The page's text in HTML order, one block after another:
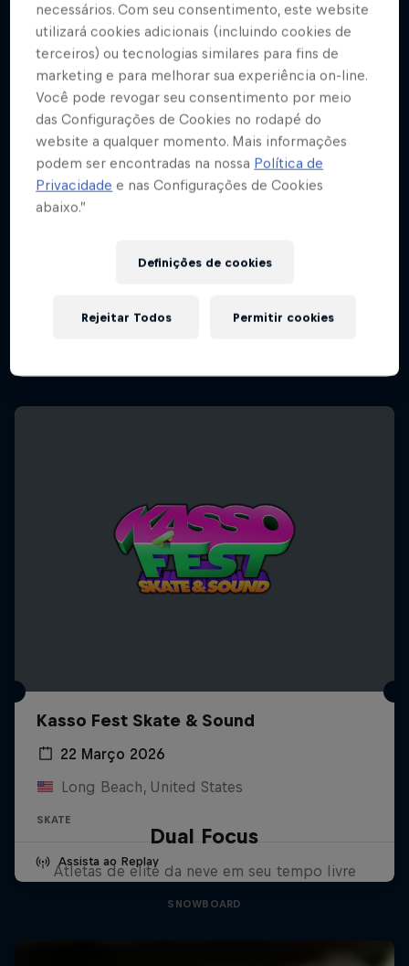
Kasso Fest Skate & Sound
22 Março 2026
Long Beach, United States
SKATE
Assista ao Replay
Dual Focus
Atletas de elite da neve em seu tempo livre
SNOWBOARD
necessários. Com seu consentimento, este website
utilizará cookies adicionais (incluindo cookies de
terceiros) ou tecnologias similares para fins de
marketing e para melhorar sua experiência on-line.
Você pode revogar seu consentimento por meio
das Configurações de Cookies no rodapé do
website a qualquer momento. Mais informações
podem ser encontradas na nossa Política de
Privacidade e nas Configurações de Cookies
abaixo.”
Definições de cookies
Rejeitar Todos Permitir cookies